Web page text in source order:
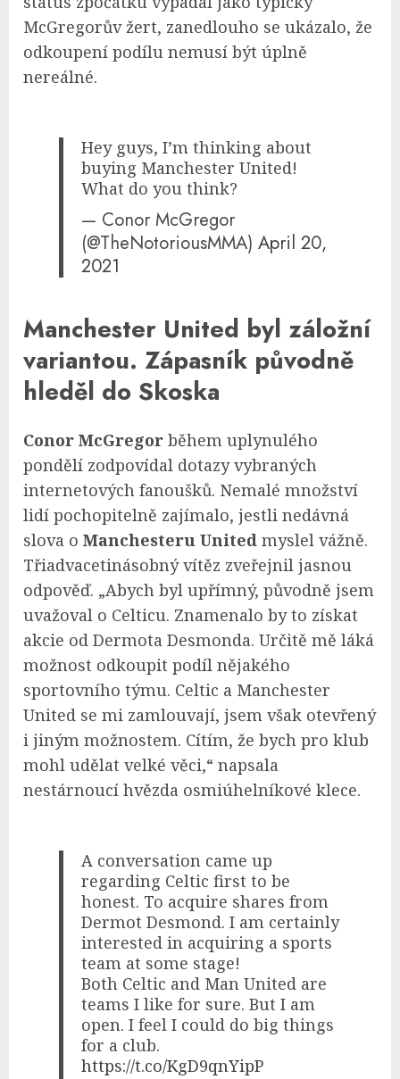
McGregorův žert, zanedlouho se ukázalo, že
odkoupení podílu nemusí být úplně
nereálné.
Hey guys, I’m thinking about
buying Manchester United!
What do you think?
— Conor McGregor
(@TheNotoriousMMA)April 20,
2021
Manchester United byl záložní
variantou. Zápasník původně
hleděl do Skoska
Conor McGregor během uplynulého
pondělí zodpovídal dotazy vybraných
internetových fanoušků. Nemalé množství
lidí pochopitelně zajímalo, jestli nedávná
slova o Manchesteru United myslel vážně.
Třiadvacetinásobný vítěz zveřejnil jasnou
odpověď. „Abych byl upřímný, původně jsem
uvažoval o Celticu. Znamenalo by to získat
akcie od Dermota Desmonda. Určitě mě láká
možnost odkoupit podíl nějakého
sportovního týmu. Celtic a Manchester
United se mi zamlouvají, jsem však otevřený
i jiným možnostem. Cítím, že bych pro klub
mohl udělat velké věci,“ napsala
nestárnoucí hvězda osmiúhelníkové klece.
A conversation came up
regarding Celtic first to be
honest. To acquire shares from
Dermot Desmond. I am certainly
interested in acquiring a sports
team at some stage!
Both Celtic and Man United are
teams I like for sure. But I am
open. I feel I could do big things
for a club.
https://t.co/KgD9qnYipP